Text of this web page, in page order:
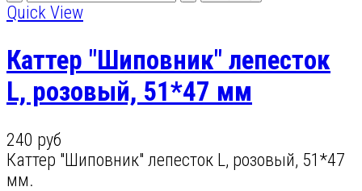
Quick View
Каттер "Шиповник" лепесток
L, розовый, 51*47 мм
240 руб
Каттер "Шиповник" лепесток L, розовый, 51*47
мм.